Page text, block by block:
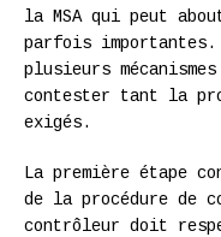
la MSA qui peut
parfois importantes.
plusieurs
contester tant la
exigés.
La première étape
de la procédure de
contrôleur doit